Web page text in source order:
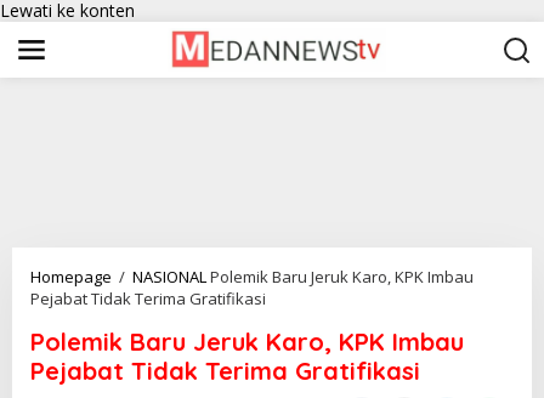
Lewati ke konten
Homepage / NASIONALPolemik Baru Jeruk Karo, KPK Imbau
Pejabat Tidak Terima Gratifikasi
Polemik Baru Jeruk Karo, KPK Imbau
Pejabat Tidak Terima Gratifikasi